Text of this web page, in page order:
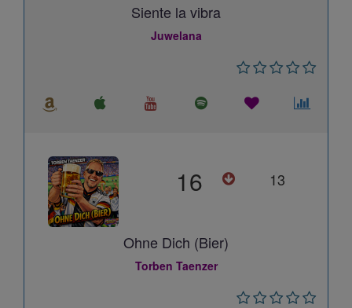
Siente la vibra
Juwelana
16 13
Ohne Dich (Bier)
Torben Taenzer